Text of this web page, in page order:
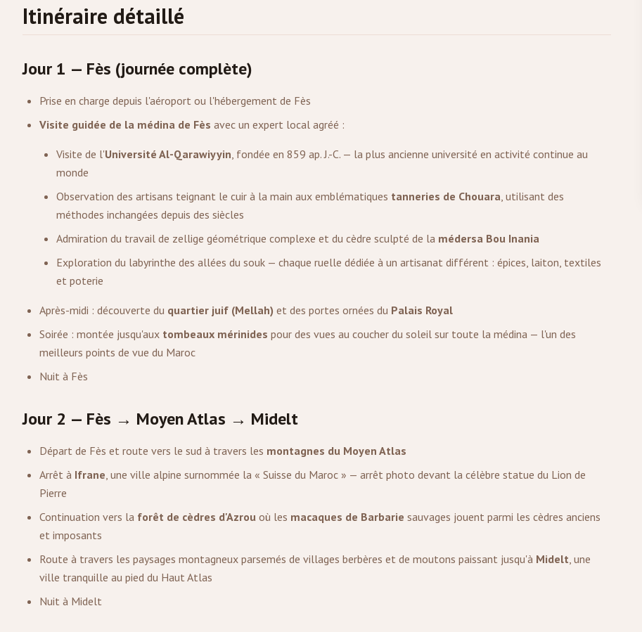
Itinéraire détaillé
Jour 1 — Fès (journée complète)
Prise en charge depuis l'aéroport ou l'hébergement de Fès
Visite guidée de la médina de Fès avec un expert local agréé :
Visite de l'Université Al-Qarawiyyin, fondée en 859 ap. J.-C. — la plus ancienne université en activité continue au
monde
Observation des artisans teignant le cuir à la main aux emblématiques tanneries de Chouara, utilisant des
méthodes inchangées depuis des siècles
Admiration du travail de zellige géométrique complexe et du cèdre sculpté de la médersa Bou Inania
Exploration du labyrinthe des allées du souk — chaque ruelle dédiée à un artisanat différent : épices, laiton, textiles
et poterie
Après-midi : découverte du quartier juif (Mellah) et des portes ornées du Palais Royal
Soirée : montée jusqu'aux tombeaux mérinides pour des vues au coucher du soleil sur toute la médina — l'un des
meilleurs points de vue du Maroc
Nuit à Fès
Jour 2 — Fès → Moyen Atlas → Midelt
Départ de Fès et route vers le sud à travers les montagnes du Moyen Atlas
Arrêt à Ifrane, une ville alpine surnommée la « Suisse du Maroc » — arrêt photo devant la célèbre statue du Lion de
Pierre
Continuation vers la forêt de cèdres d'Azrou où les macaques de Barbarie sauvages jouent parmi les cèdres anciens
et imposants
Route à travers les paysages montagneux parsemés de villages berbères et de moutons paissant jusqu'à Midelt, une
ville tranquille au pied du Haut Atlas
Nuit à Midelt